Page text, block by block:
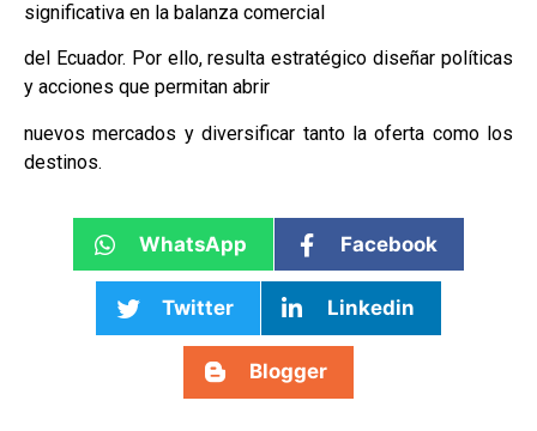
significativa en la balanza comercial
del Ecuador. Por ello, resulta estratégico diseñar políticas
y acciones que permitan abrir
nuevos mercados y diversificar tanto la oferta como los
destinos.
WhatsApp Facebook
Twitter Linkedin
Blogger